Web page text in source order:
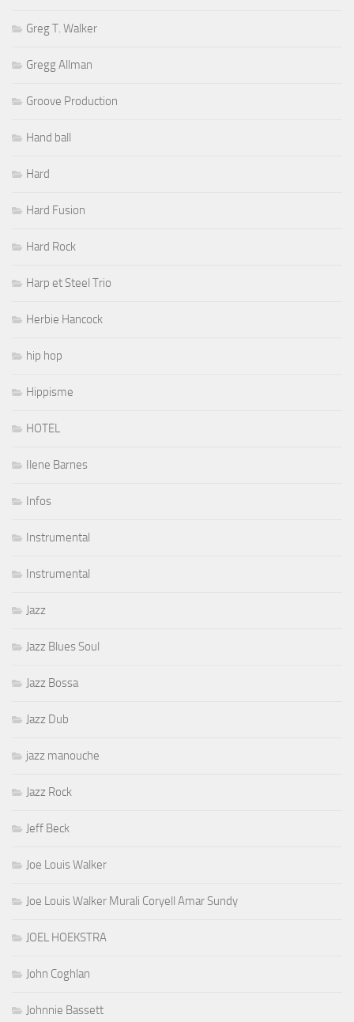
Greg T. Walker
Gregg Allman
Groove Production
Hand ball
Hard
Hard Fusion
Hard Rock
Harp et Steel Trio
Herbie Hancock
hip hop
Hippisme
HOTEL
Ilene Barnes
Infos
Instrumental
Instrumental
Jazz
Jazz Blues Soul
Jazz Bossa
Jazz Dub
jazz manouche
Jazz Rock
Jeff Beck
Joe Louis Walker
Joe Louis Walker Murali Coryell Amar Sundy
JOEL HOEKSTRA
John Coghlan
Johnnie Bassett